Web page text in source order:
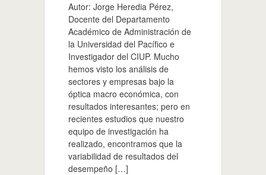
Autor: Jorge Heredia Pérez,
Docente del Departamento
Académico de Administración de
la Universidad del Pacífico e
Investigador del CIUP. Mucho
hemos visto los análisis de
sectores y empresas bajo la
óptica macro económica, con
resultados interesantes; pero en
recientes estudios que nuestro
equipo de investigación ha
realizado, encontramos que la
variabilidad de resultados del
desempeño […]